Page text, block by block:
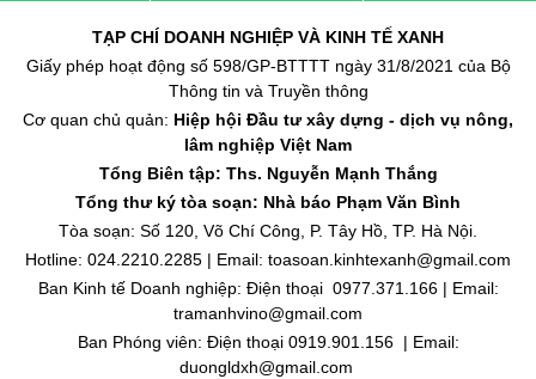
TẠP CHÍ DOANH NGHIỆP VÀ KINH TẾ XANH
Giấy phép hoạt động số 598/GP-BTTTT ngày 31/8/2021 của Bộ
Thông tin và Truyền thông
Cơ quan chủ quản: Hiệp hội Đầu tư xây dựng - dịch vụ nông,
lâm nghiệp Việt Nam
Tổng Biên tập: Ths. Nguyễn Mạnh Thắng
Tổng thư ký tòa soạn: Nhà báo Phạm Văn Bình
Tòa soạn: Số 120, Võ Chí Công, P. Tây Hồ, TP. Hà Nội.
Hotline: 024.2210.2285 | Email: toasoan.kinhtexanh@gmail.com
Ban Kinh tế Doanh nghiệp: Điện thoại 0977.371.166 | Email:
tramanhvino@gmail.com
Ban Phóng viên: Điện thoại 0919.901.156 | Email:
duongldxh@gmail.com